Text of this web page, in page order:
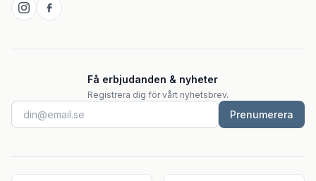
Få erbjudanden & nyheter
Registrera dig för vårt nyhetsbrev.
Prenumerera